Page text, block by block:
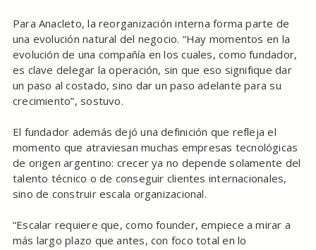
Para Anacleto, la reorganización interna forma parte de
una evolución natural del negocio. “Hay momentos en la
evolución de una compañía en los cuales, como fundador,
es clave delegar la operación, sin que eso signifique dar
un paso al costado, sino dar un paso adelante para su
crecimiento”, sostuvo.
El fundador además dejó una definición que refleja el
momento que atraviesan muchas empresas tecnológicas
de origen argentino: crecer ya no depende solamente del
talento técnico o de conseguir clientes internacionales,
sino de construir escala organizacional.
“Escalar requiere que, como founder, empiece a mirar a
más largo plazo que antes, con foco total en lo